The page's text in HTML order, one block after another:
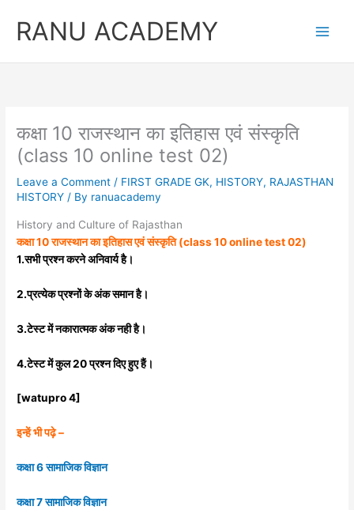
contentRANU ACADEMY
कक्षा 10 राजस्थान का इतिहास एवं संस्कृति
(class 10 online test 02)
Leave a Comment / FIRST GRADE GK, HISTORY, RAJASTHAN
HISTORY / By ranuacademy
History and Culture of Rajasthan
कक्षा 10 राजस्थान का इतिहास एवं संस्कृति (class 10 online test 02)
1.सभी प्रश्न करने अनिवार्य है।
2.प्रत्येक प्रश्नों के अंक समान है।
3.टेस्ट में नकारात्मक अंक नही है।
4.टेस्ट में कुल 20 प्रश्न दिए हुए हैं।
[watupro 4]
इन्हें भी पढ़े –
कक्षा 6 सामाजिक विज्ञान
कक्षा 7 सामाजिक विज्ञान